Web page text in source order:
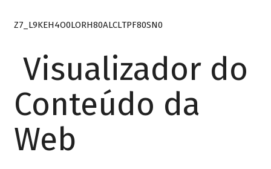
Z7_L9KEH4O0LORH80ALCLTPF80SN0
Visualizador do
Conteúdo da
Web